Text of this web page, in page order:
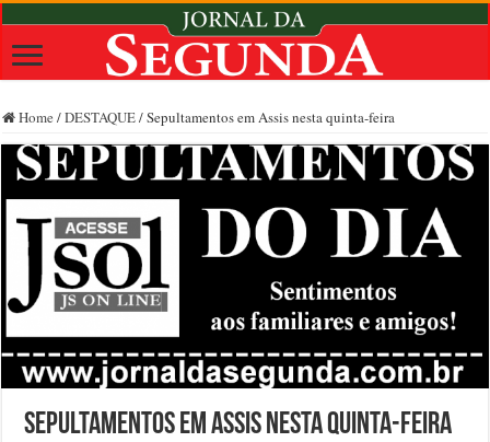
Home /DESTAQUE/Sepultamentos em Assis nesta quinta-feira
Sepultamentos em Assis nesta quinta-feira